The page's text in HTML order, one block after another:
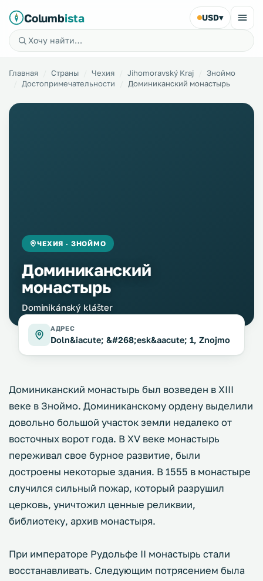
Columbista USD▾
Главная Страны Чехия Jihomoravský Kraj
Зноймо
Достопримечательности
Доминиканский монастырь
ЧЕХИЯ · ЗНОЙМО
Доминиканский
монастырь
Dominikánský klášter
АДРЕС
Doln&iacute; &#268;esk&aacute; 1, Znojmo
Доминиканский монастырь был возведен в XIII
веке в Зноймо. Доминиканскому ордену выделили
довольно большой участок земли недалеко от
восточных ворот года. В XV веке монастырь
переживал свое бурное развитие, были
достроены некоторые здания. В 1555 в монастыре
случился сильный пожар, который разрушил
церковь, уничтожил ценные реликвии,
библиотеку, архив монастыря.
При императоре Рудольфе II монастырь стали
восстанавливать. Следующим потрясением была